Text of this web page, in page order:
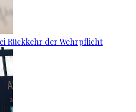
Rückkehr der Wehrpflicht